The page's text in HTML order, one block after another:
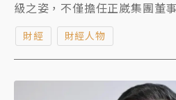
級之姿，不僅擔任正崴集團董
國際 SYNC ROBOTIC、
事長暨Ubilink.AI 執行董事，
新創公司星科國際董事長身分
問，全場不假他人，展現大將
財經 財經人物